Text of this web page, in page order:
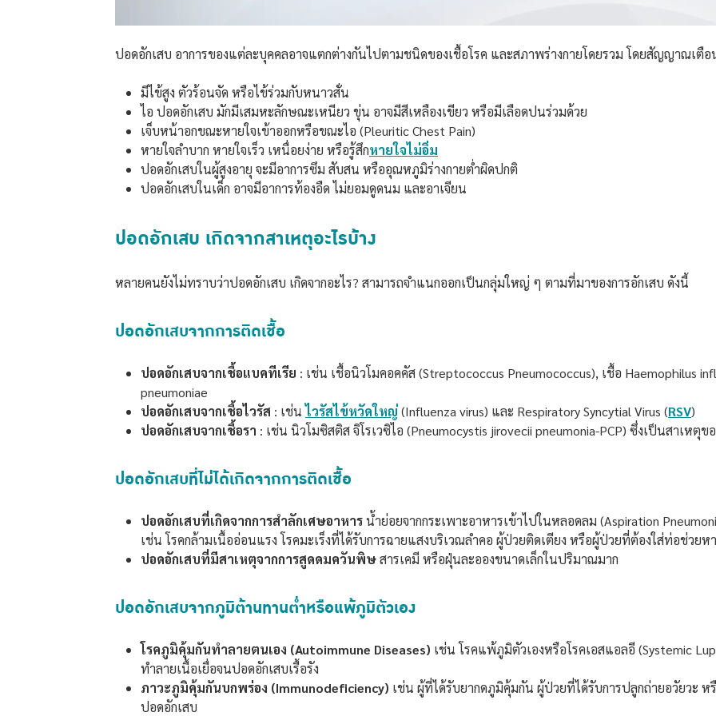
ปอดอักเสบ อาการของแต่ละบุคคลอาจแตกต่างกันไปตามชนิดของเชื้อโรค และสภาพร่างกายโดยรวม โดยสัญญาณเตือ
มีไข้สูง ตัวร้อนจัด หรือไข้ร่วมกับหนาวสั่น
ไอ ปอดอักเสบ มักมีเสมหะลักษณะเหนียว ขุ่น อาจมีสีเหลืองเขียว หรือมีเลือดปนร่วมด้วย
เจ็บหน้าอกขณะหายใจเข้าออกหรือขณะไอ (Pleuritic Chest Pain)
หายใจลำบาก หายใจเร็ว เหนื่อยง่าย หรือรู้สึกหายใจไม่อิ่ม
ปอดอักเสบในผู้สูงอายุ จะมีอาการซึม สับสน หรืออุณหภูมิร่างกายต่ำผิดปกติ
ปอดอักเสบในเด็ก อาจมีอาการท้องอืด ไม่ยอมดูดนม และอาเจียน
ปอดอักเสบ เกิดจากสาเหตุอะไรบ้าง
หลายคนยังไม่ทราบว่าปอดอักเสบ เกิดจากอะไร? สามารถจำแนกออกเป็นกลุ่มใหญ่ ๆ ตามที่มาของการอักเสบ ดังนี้
ปอดอักเสบจากการติดเชื้อ
ปอดอักเสบจากเชื้อแบคทีเรีย : เช่น เชื้อนิวโมคอคคัส (Streptococcus Pneumococcus), เชื้อ Haemophilus
pneumoniae
ปอดอักเสบจากเชื้อไวรัส : เช่นไวรัสไข้หวัดใหญ่(Influenza virus) และ Respiratory Syncytial Virus (RSV)
ปอดอักเสบจากเชื้อรา : เช่น นิวโมซิสติส จิโรเวซิไอ (Pneumocystis jirovecii pneumonia-PCP) ซึ่งเป็นสาเหตุ
ปอดอักเสบที่ไม่ได้เกิดจากการติดเชื้อ
ปอดอักเสบที่เกิดจากการสำลักเศษอาหารน้ำย่อยจากกระเพาะอาหารเข้าไปในหลอดลม (Aspiration
เช่น โรคกล้ามเนื้ออ่อนแรง โรคมะเร็งที่ได้รับการฉายแสงบริเวณลำคอ ผู้ป่วยติดเตียง หรือผู้ป่วยที่ต้องใส่ท่อช่วยห
ปอดอักเสบที่มีสาเหตุจากการสูดดมควันพิษสารเคมี หรือฝุ่นละอองขนาดเล็กในปริมาณมาก
ปอดอักเสบจากภูมิต้านทานต่ำหรือแพ้ภูมิตัวเอง
โรคภูมิคุ้มกันทำลายตนเอง (Autoimmune Diseases) เช่น โรคแพ้ภูมิตัวเองหรือโรคเอสแอลอี (Systemic
ทำลายเนื้อเยื่อจนปอดอักเสบเรื้อรัง
ภาวะภูมิคุ้มกันบกพร่อง (Immunodeficiency) เช่น ผู้ที่ได้รับยากดภูมิคุ้มกัน ผู้ป่วยที่ได้รับการปลูกถ่ายอวัยวะ ห
ปอดอักเสบ